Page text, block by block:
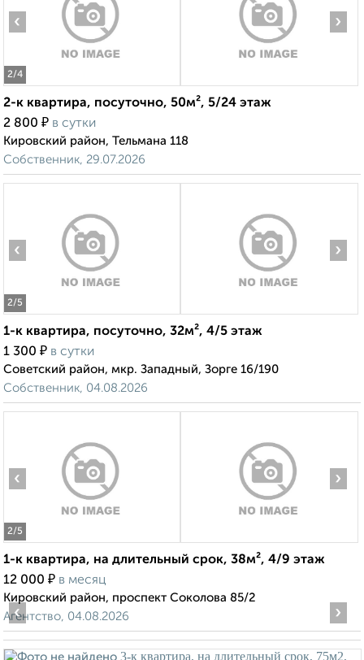
2/4
‹ ›
2-к квартира, посуточно, 50м², 5/24 этаж
2 800 ₽ в сутки
Кировский район, Тельмана 118
Собственник, 29.07.2026
2/5
‹ ›
1-к квартира, посуточно, 32м², 4/5 этаж
1 300 ₽ в сутки
Советский район, мкр. Западный, Зорге 16/190
Собственник, 04.08.2026
2/5
‹ ›
1-к квартира, на длительный срок, 38м², 4/9 этаж
12 000 ₽ в месяц
Кировский район, проспект Соколова 85/2
Агентство, 04.08.2026
‹ ›